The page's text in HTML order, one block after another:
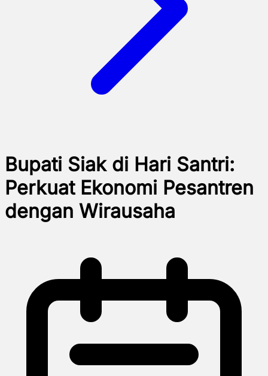
Bupati Siak di Hari Santri:
Perkuat Ekonomi Pesantren
dengan Wirausaha